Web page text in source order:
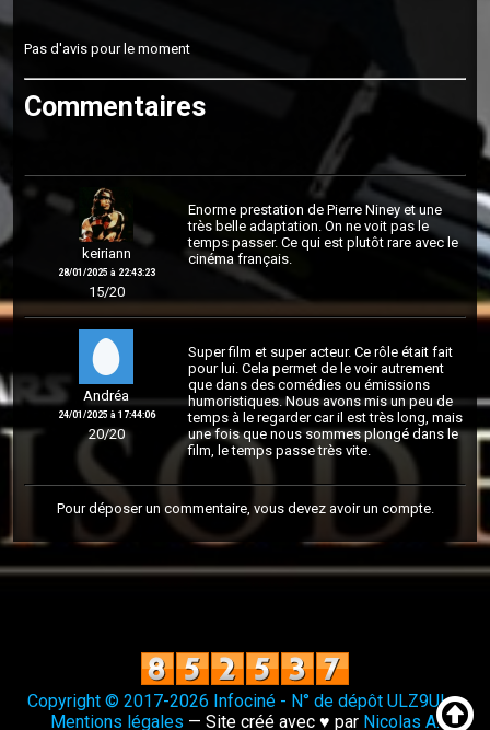
Pas d'avis pour le moment
Commentaires
keiriann
28/01/2025 à 22:43:23
15/20
Enorme prestation de Pierre Niney et une
très belle adaptation. On ne voit pas le
temps passer. Ce qui est plutôt rare avec le
cinéma français.
Andréa
24/01/2025 à 17:44:06
20/20
Super film et super acteur. Ce rôle était fait
pour lui. Cela permet de le voir autrement
que dans des comédies ou émissions
humoristiques. Nous avons mis un peu de
temps à le regarder car il est très long, mais
une fois que nous sommes plongé dans le
film, le temps passe très vite.
Pour déposer un commentaire, vous devez avoir un compte.
Copyright © 2017-2026 Infociné - N° de dépôt ULZ9UI—
Mentions légales — Site créé avec ♥ par Nicolas A.